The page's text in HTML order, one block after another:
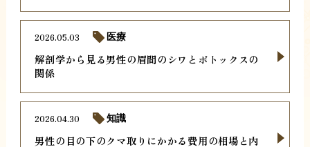
解剖学から見る男性の眉間のシワとボトックスの
関係
2026.05.03 医療
男性の目の下のクマ取りにかかる費用の相場と内
2026.04.30 知識